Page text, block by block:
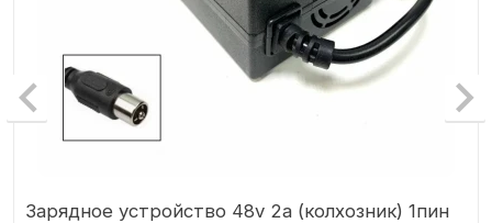
Зарядное устройство 48v 2a (колхозник) 1пин